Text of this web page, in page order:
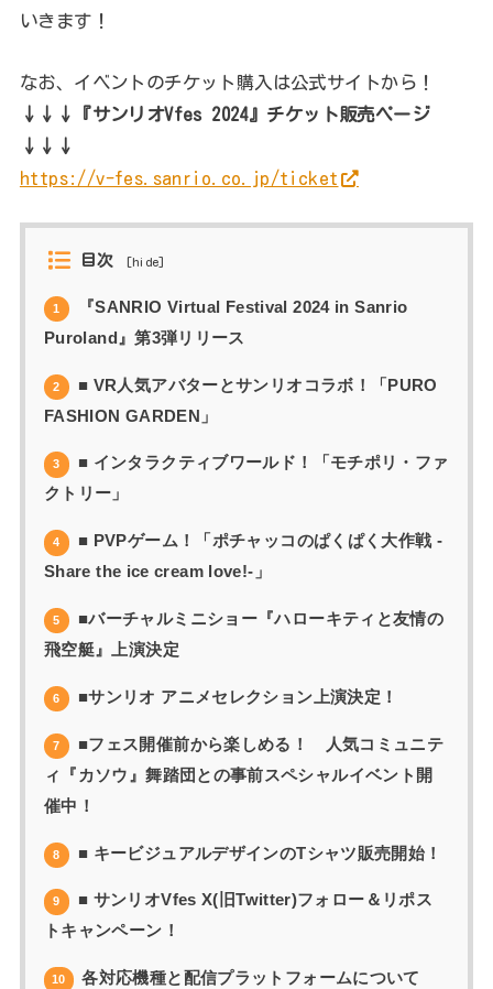
いきます！
なお、イベントのチケット購入は公式サイトから！
↓↓↓『サンリオVfes 2024』チケット販売ページ
↓↓↓
https://v-fes.sanrio.co.jp/ticket
目次 [hide]
1
『SANRIO Virtual Festival 2024 in Sanrio
Puroland』第3弾リリース
2
■ VR⼈気アバターとサンリオコラボ！「PURO
FASHION GARDEN」
3
■ インタラクティブワールド！「モチポリ・ファ
クトリー」
4
■ PVPゲーム！「ポチャッコのぱくぱく⼤作戦 -
Share the ice cream love!-」
5
■バーチャルミニショー『ハローキティと友情の
⾶空艇』上演決定
6 ■サンリオ アニメセレクション上演決定！
7
■フェス開催前から楽しめる！ ⼈気コミュニテ
ィ『カソウ』舞踏団との事前スペシャルイベント開
催中！
8 ■ キービジュアルデザインのTシャツ販売開始！
9
■ サンリオVfes X(旧Twitter)フォロー＆リポス
トキャンペーン！
10 各対応機種と配信プラットフォームについて